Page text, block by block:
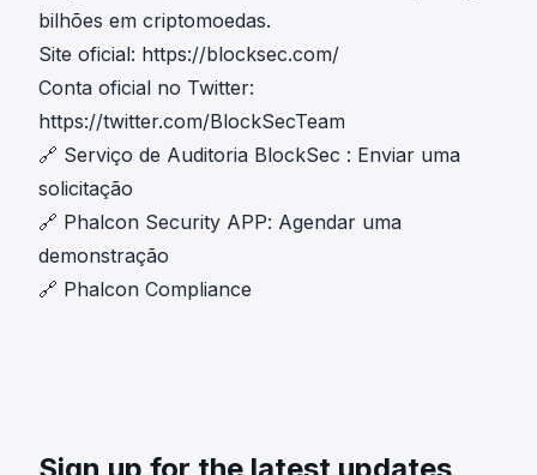
bilhões em criptomoedas.
Site oficial: https://blocksec.com/
Conta oficial no Twitter:
https://twitter.com/BlockSecTeam
🔗 Serviço de Auditoria BlockSec : Enviar uma
solicitação
🔗 Phalcon Security APP: Agendar uma
demonstração
🔗 Phalcon Compliance